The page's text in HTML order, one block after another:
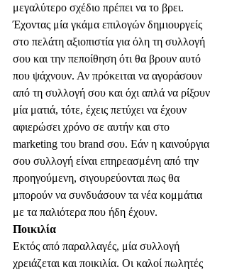
μεγαλύτερο σχέδιο πρέπει να το βρει.
Έχοντας μία γκάμα επιλογών δημιουργείς
στο πελάτη αξιοπιστία για όλη τη συλλογή
σου και την πεποίθηση ότι θα βρουν αυτό
που ψάχνουν. Αν πρόκειται να αγοράσουν
από τη συλλογή σου και όχι απλά να ρίξουν
μία ματιά, τότε, έχεις πετύχει να έχουν
αφιερώσει χρόνο σε αυτήν και στο
marketing του brand σου. Εάν η καινούργια
σου συλλογή είναι επηρεασμένη από την
προηγούμενη, σιγουρεύονται πως θα
μπορούν να συνδυάσουν τα νέα κομμάτια
με τα παλιότερα που ήδη έχουν.
Ποικιλία
Εκτός από παραλλαγές, μία συλλογή
χρειάζεται και ποικιλία. Οι καλοί πωλητές